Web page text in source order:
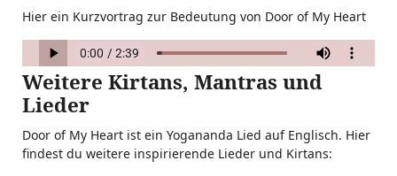
Hier ein Kurzvortrag zur Bedeutung von Door of My Heart
Weitere Kirtans, Mantras und
Lieder
Door of My Heart ist ein Yogananda Lied auf Englisch. Hier
findest du weitere inspirierende Lieder und Kirtans: